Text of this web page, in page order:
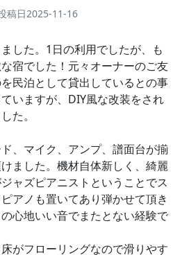
稿日2025-11-16
した。1日の利用でしたが、も
宿でした！元々オーナーのご友
民泊として貸出しているとの事
いますが、DIY風な改装をされ
た。
、マイク、アンプ、譜面台が揃
ました。機材自体新しく、綺麗
ャズピアニストということでス
アノも置いてあり弾かせて頂き
心地いい音でまたとない経験で
がフローリングなので滑りやす